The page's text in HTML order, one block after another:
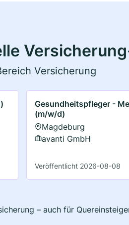
Versicherung
Gesundheitspfleger -
(m/w/d)
Magdeburg
avanti GmbH
Veröffentlicht 2026-08-08
– auch für